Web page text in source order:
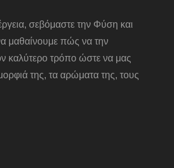
σεβόμαστε την Φύση και
μαθαίνουμε πώς να την
καλύτερο τρόπο ώστε να μας
της, τα αρώματα της, τους